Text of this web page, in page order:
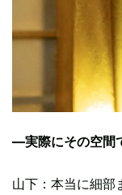
—実際にその空間
山下：本当に細部